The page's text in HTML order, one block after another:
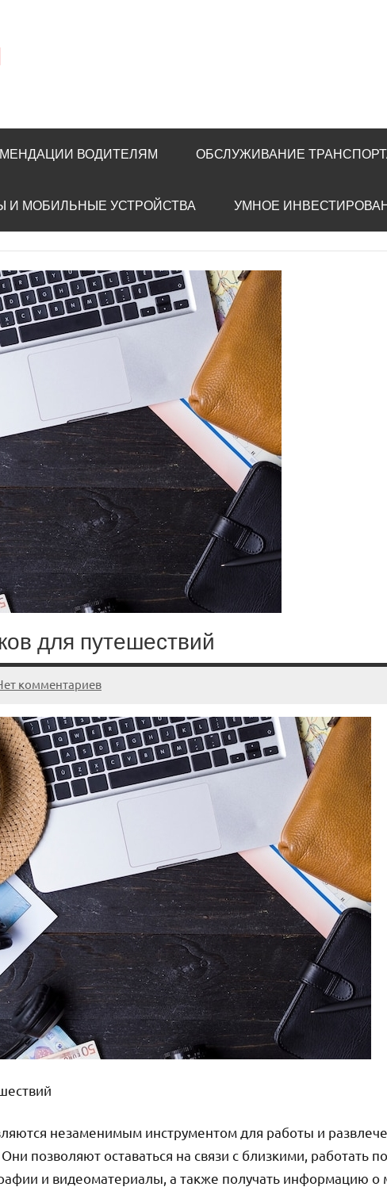
ВОДИТЕЛЯМ ОБСЛУЖИВАНИЕ
И МОБИЛЬНЫЕ УСТРОЙСТВА УМНОЕ
для путешествий
комментариев
незаменимым инструментом для работы и
позволяют оставаться на связи с близкими, работать
и видеоматериалы, а также получать информацию о